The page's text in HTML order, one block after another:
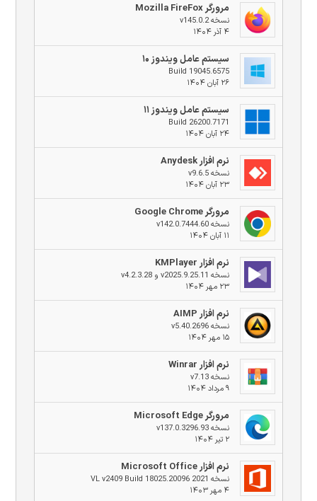
مرورگر Mozilla FireFox
نسخه v145.0.2
۴ آذر ۱۴۰۴
سیستم عامل ویندوز ۱۰
Build 19045.6575
۲۶ آبان ۱۴۰۴
سیستم عامل ویندوز ۱۱
Build 26200.7171
۲۴ آبان ۱۴۰۴
نرم افزار Anydesk
نسخه v9.6.5
۲۳ آبان ۱۴۰۴
مرورگر Google Chrome
نسخه v142.0.7444.60
۱۱ آبان ۱۴۰۴
نرم افزار KMPlayer
نسخه v2025.9.25.11 و v4.2.3.28
۲۳ مهر ۱۴۰۴
نرم افزار AIMP
نسخه v5.40.2696
۱۵ مهر ۱۴۰۴
نرم افزار Winrar
نسخه v7.13
۹ مرداد ۱۴۰۴
مرورگر Microsoft Edge
نسخه v137.0.3296.93
۲ تیر ۱۴۰۴
نرم افزار Microsoft Office
نسخه 2021 VL v2409 Build 18025.20096
۴ مهر ۱۴۰۳